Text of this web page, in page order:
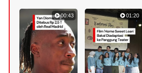
00:43 01:20